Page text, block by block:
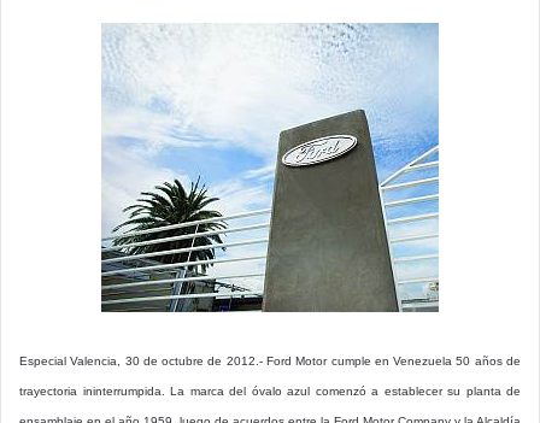
Especial Valencia, 30 de octubre de 2012.- Ford Motor cumple en Venezuela 50 años de
trayectoria ininterrumpida. La marca del óvalo azul comenzó a establecer su planta de